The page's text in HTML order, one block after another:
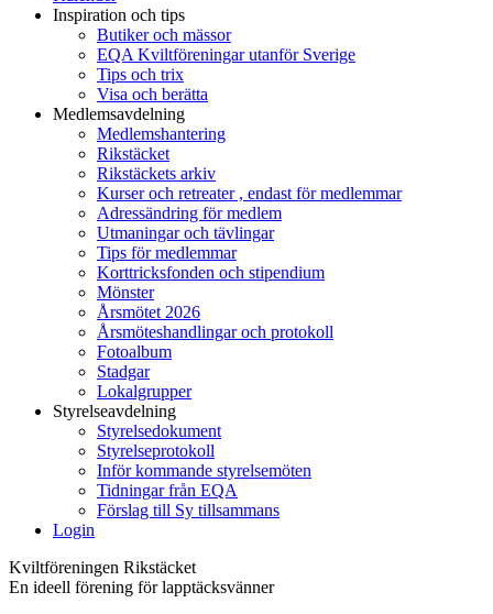
Inspiration och tips
Butiker och mässor
EQA Kviltföreningar utanför Sverige
Tips och trix
Visa och berätta
Medlemsavdelning
Medlemshantering
Rikstäcket
Rikstäckets arkiv
Kurser och retreater , endast för medlemmar
Adressändring för medlem
Utmaningar och tävlingar
Tips för medlemmar
Korttricksfonden och stipendium
Mönster
Årsmötet 2026
Årsmöteshandlingar och protokoll
Fotoalbum
Stadgar
Lokalgrupper
Styrelseavdelning
Styrelsedokument
Styrelseprotokoll
Inför kommande styrelsemöten
Tidningar från EQA
Förslag till Sy tillsammans
Login
Kviltföreningen Rikstäcket
En ideell förening för lapptäcksvänner